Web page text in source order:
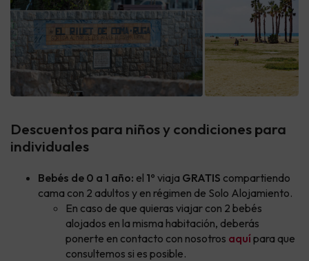
Descuentos para niños y condiciones para
individuales
Bebés de 0 a 1 año: el 1º viaja GRATIS compartiendo
cama con 2 adultos y en régimen de Solo Alojamiento.
En caso de que quieras viajar con 2 bebés
alojados en la misma habitación, deberás
ponerte en contacto con nosotros aquípara que
consultemos si es posible.